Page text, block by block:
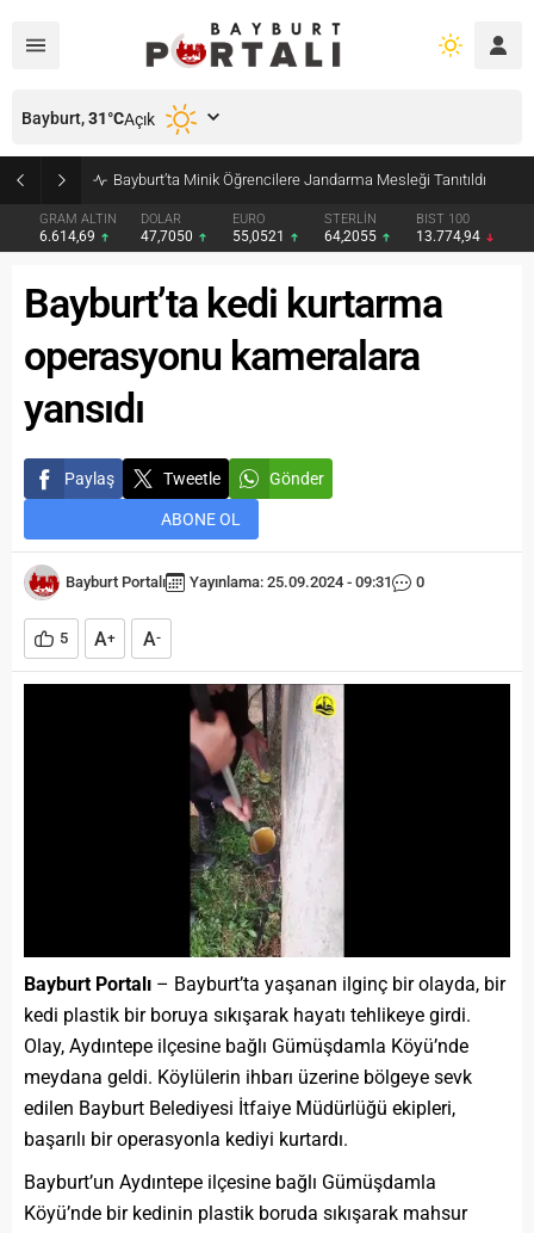
Bayburt’ta Minik Öğrencilere Jandarma Mesleği Tanıtıldı
GRAM ALTIN
6.614,69
DOLAR
47,7050
EURO
55,0521
STERLİN
64,2055
BIST 100
13.774,94
Bayburt,31°CAçık
Bayburt’ta kedi kurtarma
operasyonu kameralara
yansıdı
Paylaş Tweetle Gönder
ABONE OL
Bayburt Portalı Yayınlama: 25.09.2024 - 09:31 0
5 A+ A-
Bayburt Portalı – Bayburt’ta yaşanan ilginç bir olayda, bir
kedi plastik bir boruya sıkışarak hayatı tehlikeye girdi.
Olay, Aydıntepe ilçesine bağlı Gümüşdamla Köyü’nde
meydana geldi. Köylülerin ihbarı üzerine bölgeye sevk
edilen Bayburt Belediyesi İtfaiye Müdürlüğü ekipleri,
başarılı bir operasyonla kediyi kurtardı.
Bayburt’un Aydıntepe ilçesine bağlı Gümüşdamla
Köyü’nde bir kedinin plastik boruda sıkışarak mahsur